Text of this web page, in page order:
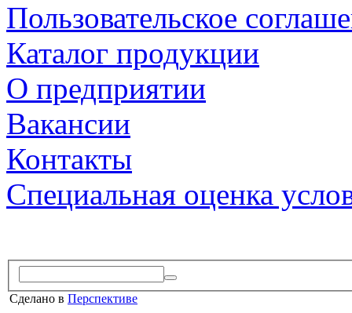
Пользовательское
Каталог продукции
О предприятии
Вакансии
Контакты
Специальная оценка
Сделано в Перспективе